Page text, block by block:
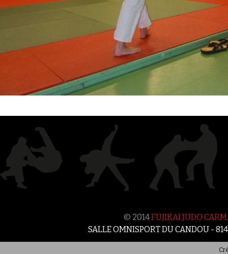
© 2014FUJIKAI JUDO
SALLE OMNISPORT DU CANDOU -